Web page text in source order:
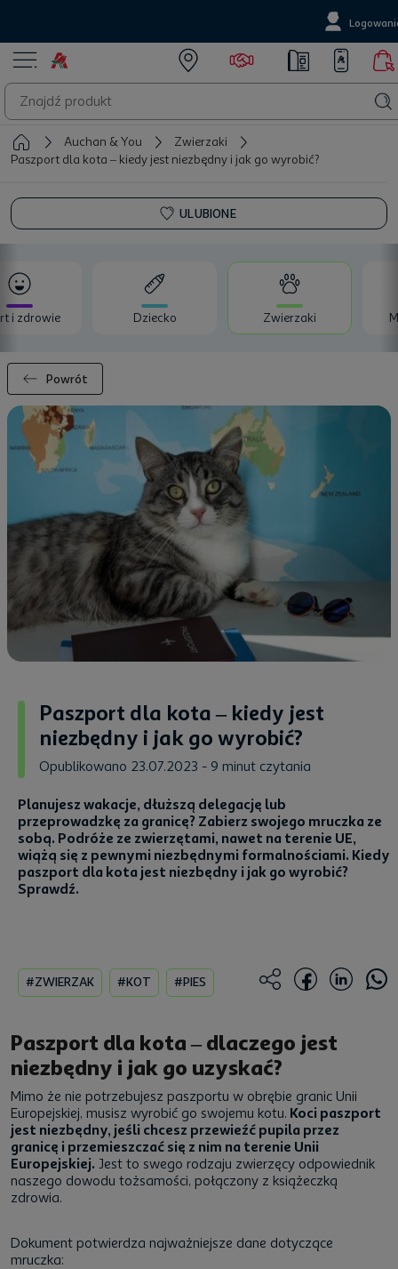
Auchan & You
Zwierzaki
Paszport dla kota – kiedy jest niezbędny i jak go wyrobić?
ULUBIONE
i zdrowie Dziecko Zwierzaki
Powrót
Paszport dla kota – kiedy jest
niezbędny i jak go wyrobić?
Opublikowano 23.07.2023 - 9 minut czytania
Planujesz wakacje, dłuższą delegację lub
przeprowadzkę za granicę? Zabierz swojego mruczka ze
sobą. Podróże ze zwierzętami, nawet na terenie UE,
wiążą się z pewnymi niezbędnymi formalnościami. Kiedy
paszport dla kota jest niezbędny i jak go wyrobić?
Sprawdź.
#ZWIERZAK #KOT #PIES
Paszport dla kota – dlaczego jest
niezbędny i jak go uzyskać?
Mimo że nie potrzebujesz paszportu w obrębie granic Unii
Europejskiej, musisz wyrobić go swojemu kotu. Koci paszport
jest niezbędny, jeśli chcesz przewieźć pupila przez
granicę i przemieszczać się z nim na terenie Unii
Europejskiej. Jest to swego rodzaju zwierzęcy odpowiednik
naszego dowodu tożsamości, połączony z książeczką
zdrowia.
Dokument potwierdza najważniejsze dane dotyczące
mruczka: